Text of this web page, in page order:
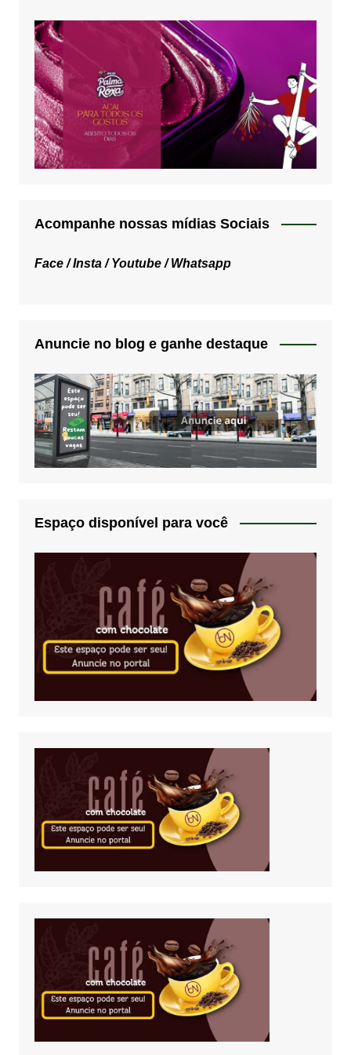
Acompanhe nossas mídias Sociais
Face /Insta /Youtube /Whatsapp
Anuncie no blog e ganhe destaque
Espaço disponível para você